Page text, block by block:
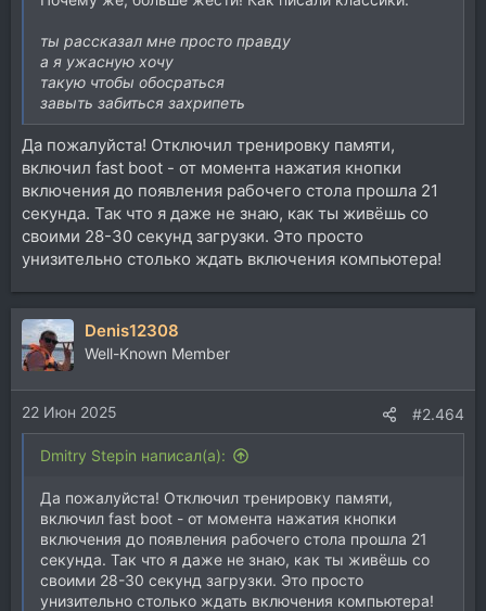
ты рассказал мне просто правду
а я ужасную хочу
такую чтобы обосраться
завыть забиться захрипеть
Да пожалуйста! Отключил тренировку памяти,
включил fast boot - от момента нажатия кнопки
включения до появления рабочего стола прошла 21
секунда. Так что я даже не знаю, как ты живёшь со
своими 28-30 секунд загрузки. Это просто
унизительно столько ждать включения компьютера!
Denis12308
Well-Known Member
22 Июн 2025 #2.464
Dmitry Stepin написал(а):
Да пожалуйста! Отключил тренировку памяти,
включил fast boot - от момента нажатия кнопки
включения до появления рабочего стола прошла 21
секунда. Так что я даже не знаю, как ты живёшь со
своими 28-30 секунд загрузки. Это просто
унизительно столько ждать включения компьютера!